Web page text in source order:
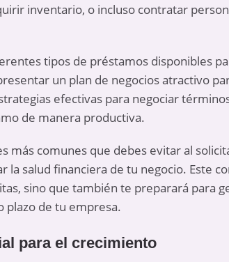
inventario, o incluso contratar
tipos de préstamos disponibles
un plan de negocios atractivo
efectivas para negociar
de manera productiva.
más comunes que debes evitar al
salud financiera de tu negocio. Este
sino que también te preparará para
plazo de tu empresa.
para el crecimiento